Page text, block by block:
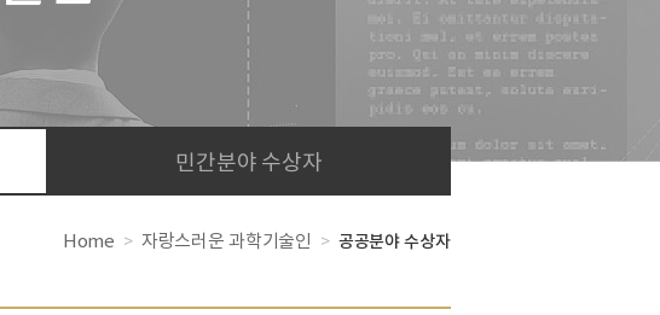
민간분야 수상자
Home > 자랑스러운 과학기술인 > 공공분야 수상자